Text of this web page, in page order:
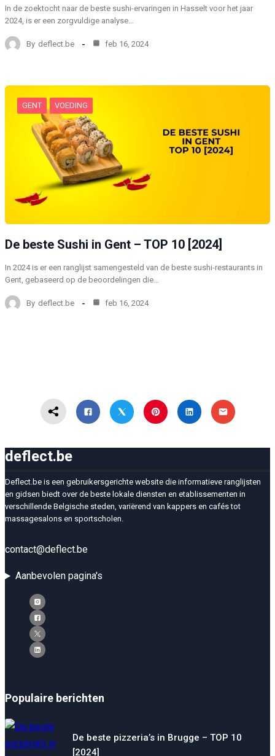
In de zoektocht naar de beste sushi-ervaringen in Hasselt voor het jaar
2024, is er een zorgvuldige analyse…
By deflect.be feb 16, 2024
GENT VOEDING
De beste Sushi in Gent – TOP 10 [2024]
In 2024 is er een ranglijst samengesteld van de beste sushi-restaurants in
Gent, gebaseerd op de beoordelingen die…
By deflect.be feb 16, 2024
deflect.be
Deflect.be is een gebruikersgerichte website die informatieve ranglijsten
en gidsen biedt over de beste lokale diensten en etablissementen in
verschillende Belgische steden, variërend van kappers en cafés tot
massagesalons en sportscholen.
contact@deflect.be
Aanbevolen pagina's
Populaire berichten
De beste pizzeria’s in Brugge – TOP 10
[2024]